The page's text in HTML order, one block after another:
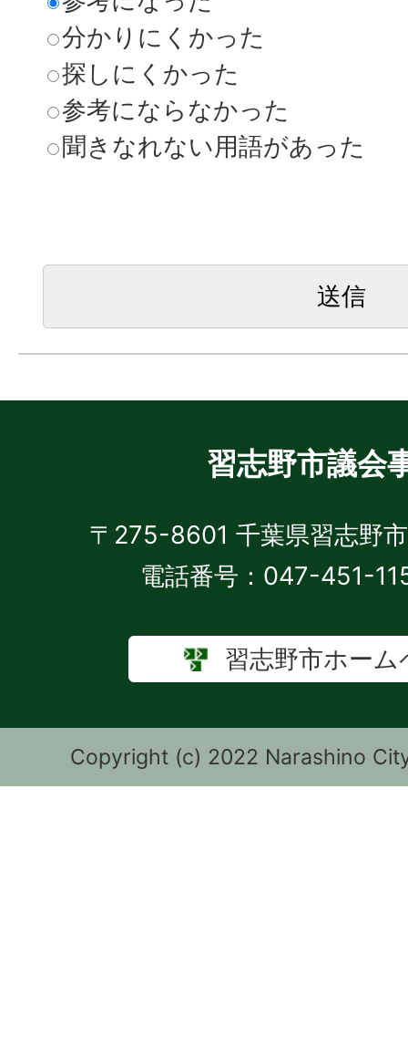
分かりにくかった
探しにくかった
参考にならなかった
聞きなれない用語があった
習志野市議会
〒275-8601 千葉県習志野
電話番号：047-451-
習志野市ホーム
Copyright (c) 2022 Narashino